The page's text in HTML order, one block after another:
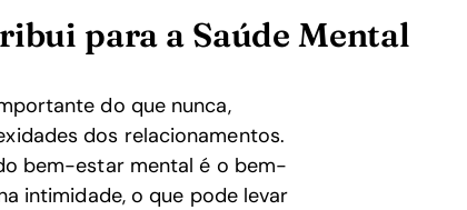
para a Saúde Mental
do que nunca,
dos relacionamentos.
bem-estar mental é o bem-
intimidade, o que pode levar